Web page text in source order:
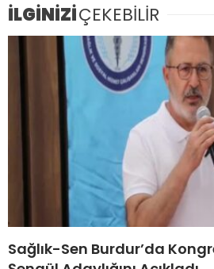
İLGİNİZİÇEKEBİLİR
Sağlık-Sen Burdur’da